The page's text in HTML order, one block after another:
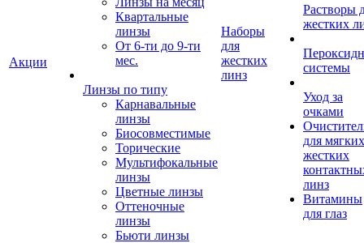
Акции
Квартальные
линзы
От 6-ти до 9-ти
мес.
Линзы по типу
Карнавальные
линзы
Биосовместимые
Торические
Мультифокальные
линзы
Цветные линзы
Оттеночные
линзы
Бьюти линзы
Наборы
для
жестких
линз
Растворы
жестких
системы
Уход за
очками
для
жестких
линз
Витамины
для глаз